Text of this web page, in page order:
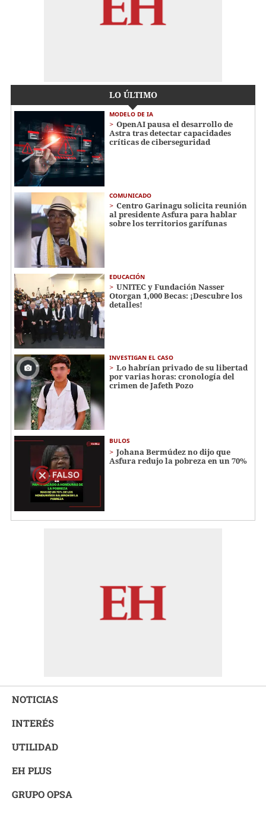
LO ÚLTIMO
MODELO DE IA
OpenAI pausa el desarrollo de
Astra tras detectar capacidades
críticas de ciberseguridad
COMUNICADO
Centro Garinagu solicita reunión
al presidente Asfura para hablar
sobre los territorios garífunas
EDUCACIÓN
UNITEC y Fundación Nasser
Otorgan 1,000 Becas: ¡Descubre los
detalles!
INVESTIGAN EL CASO
Lo habrían privado de su libertad
por varias horas: cronología del
crimen de Jafeth Pozo
BULOS
Johana Bermúdez no dijo que
Asfura redujo la pobreza en un 70%
NOTICIAS
INTERÉS
UTILIDAD
EH PLUS
GRUPO OPSA